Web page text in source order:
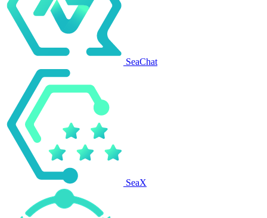
SeaChat
SeaX